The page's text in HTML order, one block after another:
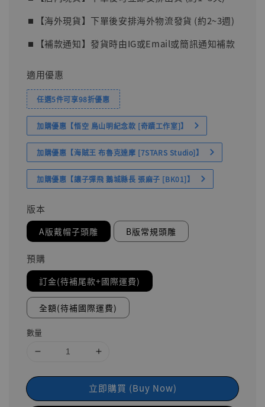
⏹︎【海外現貨】下單後安排海外物流發貨 (約2~3週)
⏹︎【補款通知】發貨時由IG或Email或簡訊通知補款
適用優惠
任選5件可享98折優惠
加購優惠【悟空 鳥山明紀念款 [奇蹟工作室]】
加購優惠【海賊王 布魯克達摩 [7STARS Studio]】
加購優惠【讓子彈飛 鵝城縣長 張麻子 [BK01]】
版本
A版戴帽子頭雕 B版常規頭雕
預購
訂金(待補尾款+國際運費)
全額(待補國際運費)
數量
立即購買 (Buy Now)